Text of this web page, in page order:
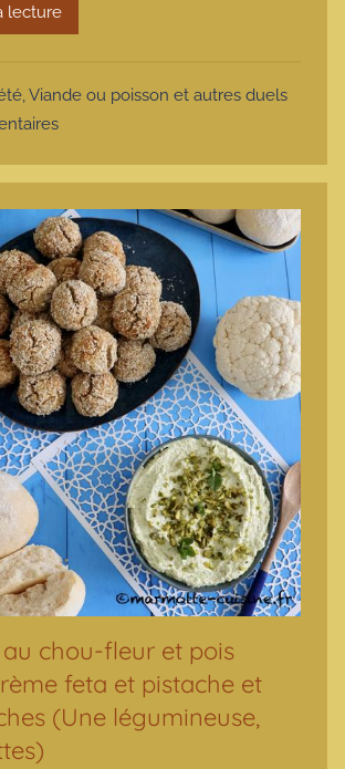
t
lecture
,Viande ou poisson et autres duels
chou-fleur et pois
feta et pistache et
(Une légumineuse,